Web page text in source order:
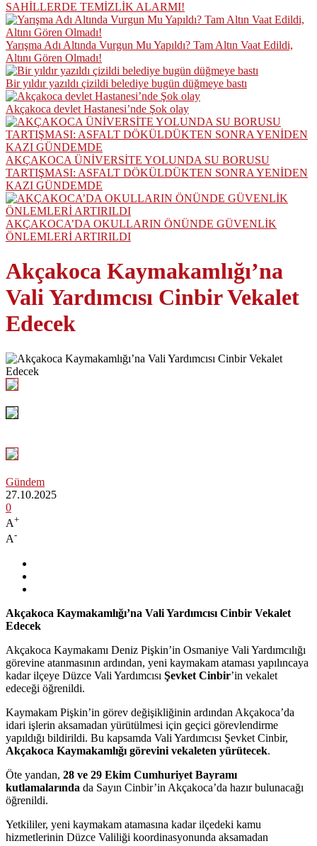
SAHİLLERDE TEMİZLİK ALARMI!
Yarışma Adı Altında Vurgun Mu Yapıldı? Tam Altın Vaat Edildi,
Altını Gören Olmadı!
Bir yıldır yazıldı çizildi belediye bugün düğmeye bastı
Akçakoca devlet Hastanesi’nde Şok olay
AKÇAKOCA ÜNİVERSİTE YOLUNDA SU BORUSU
TARTIŞMASI: ASFALT DÖKÜLDÜKTEN SONRA YENİDEN
KAZI GÜNDEMDE
AKÇAKOCA’DA OKULLARIN ÖNÜNDE GÜVENLİK
ÖNLEMLERİ ARTIRILDI
Akçakoca Kaymakamlığı’na
Vali Yardımcısı Cinbir Vekalet
Edecek
Gündem
27.10.2025
0
A+
A-
Akçakoca Kaymakamlığı’na Vali Yardımcısı Cinbir Vekalet
Edecek
Akçakoca Kaymakamı Deniz Pişkin’in Osmaniye Vali Yardımcılığı
görevine atanmasının ardından, yeni kaymakam ataması yapılıncaya
kadar ilçeye Düzce Vali Yardımcısı Şevket Cinbir’in vekalet
edeceği öğrenildi.
Kaymakam Pişkin’in görev değişikliğinin ardından Akçakoca’da
idari işlerin aksamadan yürütülmesi için geçici görevlendirme
yapıldığı bildirildi. Bu kapsamda Vali Yardımcısı Şevket Cinbir,
Akçakoca Kaymakamlığı görevini vekaleten yürütecek.
Öte yandan, 28 ve 29 Ekim Cumhuriyet Bayramı
kutlamalarında da Sayın Cinbir’in Akçakoca’da hazır bulunacağı
öğrenildi.
Yetkililer, yeni kaymakam atamasına kadar ilçedeki kamu
hizmetlerinin Düzce Valiliği koordinasyonunda aksamadan